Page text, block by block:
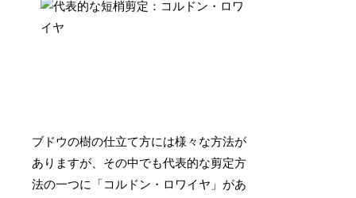
ブドウの樹の仕立て方には様々な方法が
ありますが、その中でも代表的な剪定方
法の一つに「コルドン・ロワイヤ」があ